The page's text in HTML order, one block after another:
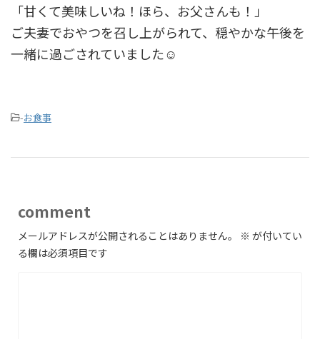
「甘くて美味しいね！ほら、お父さんも！」
ご夫妻でおやつを召し上がられて、穏やかな午後を
一緒に過ごされていました☺️
-お食事
comment
メールアドレスが公開されることはありません。 ※ が付いてい
る欄は必須項目です